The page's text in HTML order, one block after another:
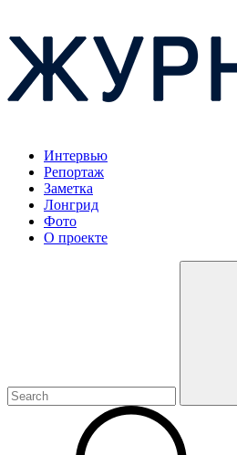
Интервью
Репортаж
Заметка
Лонгрид
Фото
О проекте